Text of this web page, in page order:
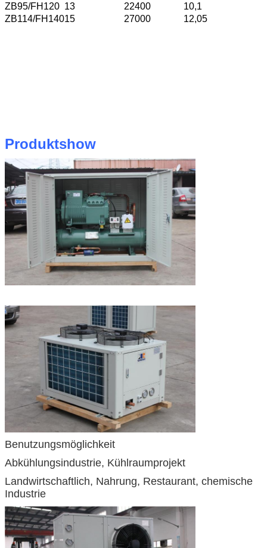
ZB95/FH120 13 22400
10,1
ZB114/FH14015 27000 12,05
Produktshow
Benutzungsmöglichkeit
Abkühlungsindustrie, Kühlraumprojekt
Landwirtschaftlich, Nahrung, Restaurant, chemische
Industrie